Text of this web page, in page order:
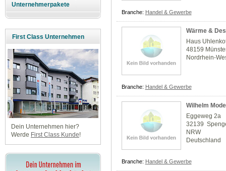
Unternehmerpakete
First Class Unternehmen
Dein Unternehmen hier?
Werde First Class Kunde!
Branche: Handel & Gewerbe
Wärme &
Haus
48159
Nordrhein-
Branche: Handel & Gewerbe
Wilhelm
Eggeweg 2a
32139
NRW
Deutschland
Branche: Handel & Gewerbe